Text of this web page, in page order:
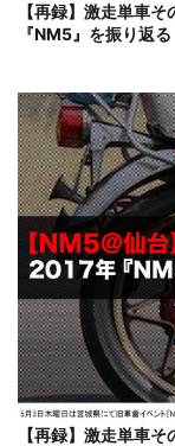
【再録】激走単車
『NM5』を振り返る
【再録】激走単車